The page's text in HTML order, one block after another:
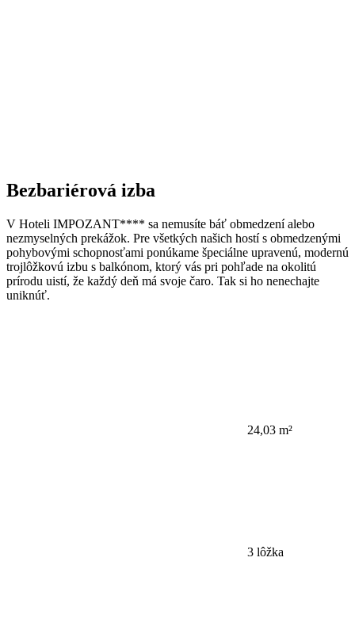
Bezbariérová izba
V Hoteli IMPOZANT**** sa nemusíte báť obmedzení alebo
nezmyselných prekážok. Pre všetkých našich hostí s obmedzenými
pohybovými schopnosťami ponúkame špeciálne upravenú, modernú
trojlôžkovú izbu s balkónom, ktorý vás pri pohľade na okolitú
prírodu uistí, že každý deň má svoje čaro. Tak si ho nenechajte
uniknúť.
24,03 m²
3 lôžka